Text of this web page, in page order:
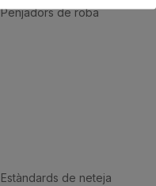
Penjadors de roba
Estàndards de neteja